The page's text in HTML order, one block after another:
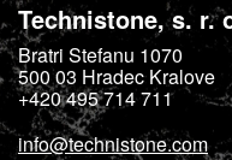
Technistone, s. r.
Bratri Stefanu 1070
500 03 Hradec Kralove
+420 495 714 711
info@technistone.com